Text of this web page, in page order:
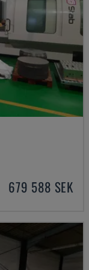
679 588 SEK